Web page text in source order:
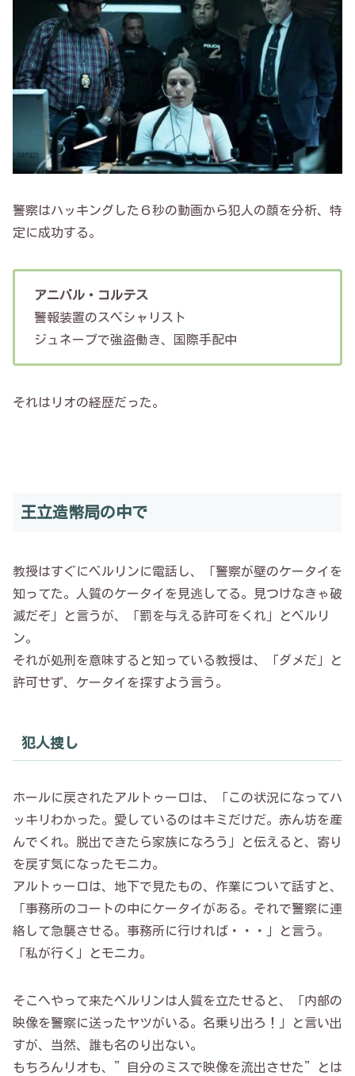
警察はハッキングした６秒の動画から犯人の顔を分析、特
定に成功する。
アニバル・コルテス
警報装置のスペシャリスト
ジュネーブで強盗働き、国際手配中
それはリオの経歴だった。
王立造幣局の中で
教授はすぐにベルリンに電話し、「警察が壁のケータイを
知ってた。人質のケータイを見逃してる。見つけなきゃ破
滅だぞ」と言うが、「罰を与える許可をくれ」とベルリ
ン。
それが処刑を意味すると知っている教授は、「ダメだ」と
許可せず、ケータイを探すよう言う。
犯人捜し
ホールに戻されたアルトゥーロは、「この状況になってハ
ッキリわかった。愛しているのはキミだけだ。赤ん坊を産
んでくれ。脱出できたら家族になろう」と伝えると、寄り
を戻す気になったモニカ。
アルトゥーロは、地下で見たもの、作業について話すと、
「事務所のコートの中にケータイがある。それで警察に連
絡して急襲させる。事務所に行ければ・・・」と言う。
「私が行く」とモニカ。
そこへやって来たベルリンは人質を立たせると、「内部の
映像を警察に送ったヤツがいる。名乗り出ろ！」と言い出
すが、当然、誰も名のり出ない。
もちろんリオも、”自分のミスで映像を流出させた”とは